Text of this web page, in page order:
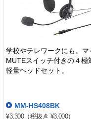
学校やテレワークにも。マ
MUTEスイッチ付きの４極
軽量ヘッドセット。
MM-HS408BK
¥3,300（税抜き ¥3,000）